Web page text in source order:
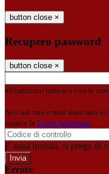
button close ×
Recupero password
button close ×
all'indirizzo indicato con le
Non hai una e-mail associata al
tramite la Login Spaggiari
E-mail inviata, si prega di
Errore